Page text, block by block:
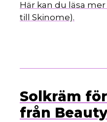
Här kan du läsa
till Skinome).
Solkräm
från